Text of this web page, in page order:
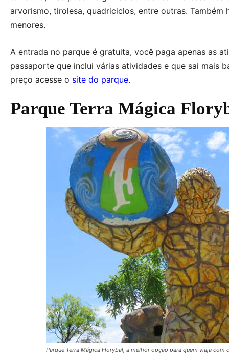
arvorismo, tirolesa, quadriciclos, entre outras. Também
menores.
A entrada no parque é gratuita, você paga apenas as
passaporte que inclui várias atividades e que sai mais
preço acesse o site do parque.
Parque Terra Mágica
Parque Terra Mágica Florybal, a melhor opção para quem viaja com